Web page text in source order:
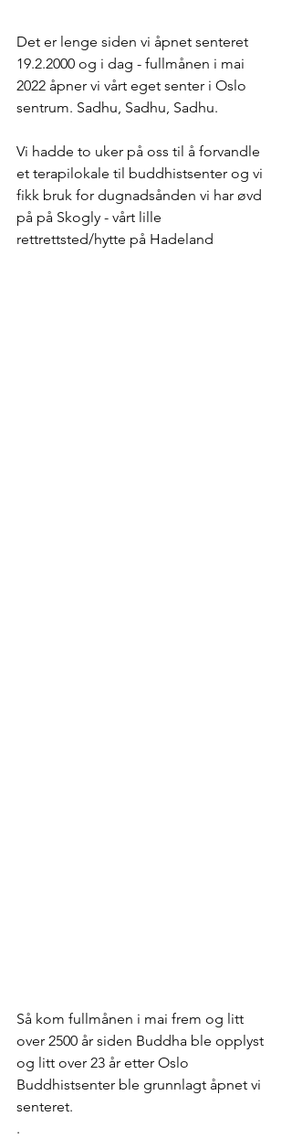
Det er lenge siden vi åpnet senteret
19.2.2000 og i dag - fullmånen i mai
2022 åpner vi vårt eget senter i Oslo
sentrum. Sadhu, Sadhu, Sadhu.
Vi hadde to uker på oss til å forvandle
et terapilokale til buddhistsenter og vi
fikk bruk for dugnadsånden vi har øvd
på på Skogly - vårt lille
rettrettsted/hytte på Hadeland
Så kom fullmånen i mai frem og litt
over 2500 år siden Buddha ble opplyst
og litt over 23 år etter Oslo
Buddhistsenter ble grunnlagt åpnet vi
senteret.
.